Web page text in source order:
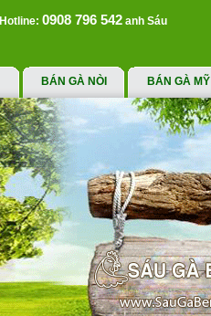
Hotline: 0908 796 542 anh Sáu
BÁN GÀ NÒI BÁN GÀ MỸ